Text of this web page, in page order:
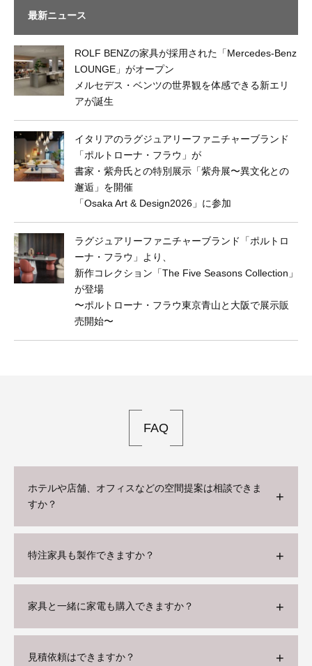
最新ニュース
ROLF BENZの家具が採用された「Mercedes-Benz
LOUNGE」がオープン
メルセデス・ベンツの世界観を体感できる新エリ
アが誕生
イタリアのラグジュアリーファニチャーブランド
「ポルトローナ・フラウ」が
書家・紫舟氏との特別展示「紫舟展〜異文化との
邂逅」を開催
「Osaka Art & Design2026」に参加
ラグジュアリーファニチャーブランド「ポルトロ
ーナ・フラウ」より、
新作コレクション「The Five Seasons Collection」
が登場
〜ポルトローナ・フラウ東京⻘山と大阪で展示販
売開始〜
FAQ
ホテルや店舗、オフィスなどの空間提案は相談できま
すか？
特注家具も製作できますか？
家具と一緒に家電も購入できますか？
見積依頼はできますか？